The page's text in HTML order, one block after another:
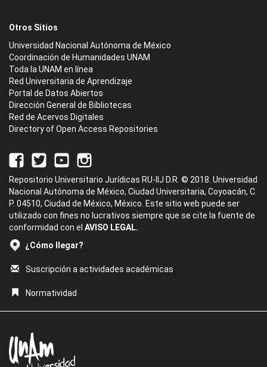
Otros Sitios
Universidad Nacional Autónoma de México
Coordinación de Humanidades UNAM
Toda la UNAM en línea
Red Universitaria de Aprendizaje
Portal de Datos Abiertos
Dirección General de Bibliotecas
Red de Acervos Digitales
Directory of Open Access Repositories
Repositorio Universitario Jurídicas RU-IIJ D.R. © 2018. Universidad
Nacional Autónoma de México, Ciudad Universitaria, Coyoacán, C.
P. 04510, Ciudad de México, México. Este sitio web puede ser
utilizado con fines no lucrativos siempre que se cite la fuente de
conformidad con el AVISO LEGAL.
¿Cómo llegar?
Suscripción a actividades académicas
Normatividad